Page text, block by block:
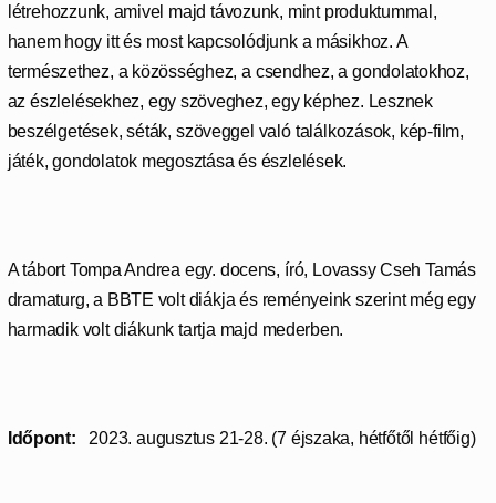
létrehozzunk, amivel majd távozunk, mint produktummal,
hanem hogy itt és most kapcsolódjunk a másikhoz. A
természethez, a közösséghez, a csendhez, a gondolatokhoz,
az észlelésekhez, egy szöveghez, egy képhez. Lesznek
beszélgetések, séták, szöveggel való találkozások, kép-film,
játék, gondolatok megosztása és észlelések.
A tábort Tompa Andrea egy. docens, író, Lovassy Cseh Tamás
dramaturg, a BBTE volt diákja és reményeink szerint még egy
harmadik volt diákunk tartja majd mederben.
Időpont: 2023. augusztus 21-28. (7 éjszaka, hétfőtől hétfőig)